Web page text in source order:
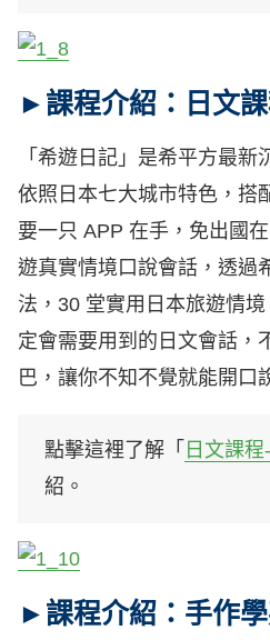
►課程介紹：日文
「希遊日記」是希平方最新
依照日本七大城市特色，搭
要一只 APP 在手，免出國
遊真實情境口說會話，透過
法，30 堂實用日本旅遊情
定會需要用到的日文會話，
巴，讓你不知不覺就能開口
點擊這裡了解「 日文課
紹。
►課程介紹：手作